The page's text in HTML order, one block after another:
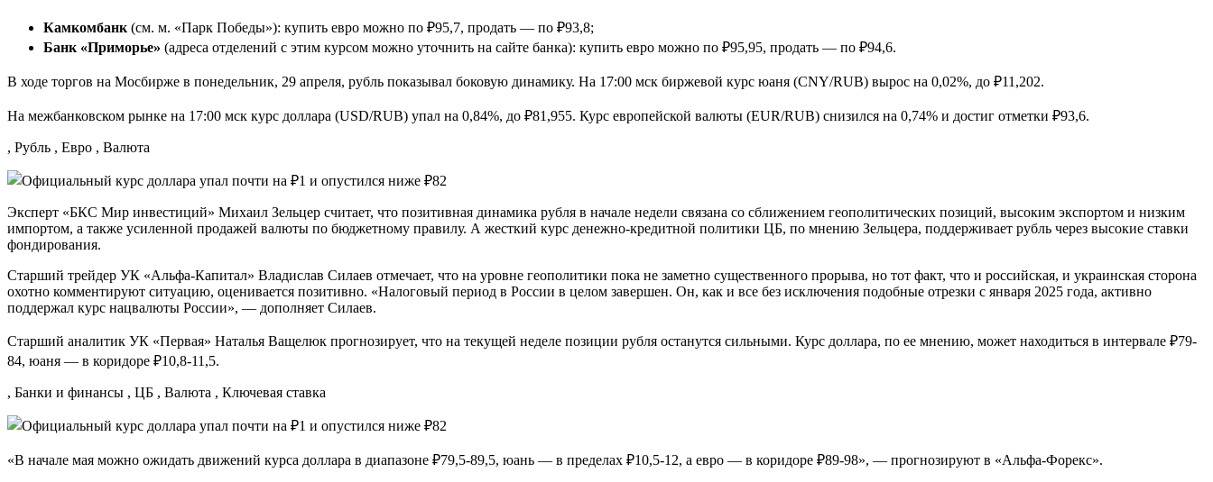
Камкомбанк (см. м. «Парк Победы»): купить евро можно по ₽95,7, продать — по ₽93,8;
Банк «Приморье» (адреса отделений с этим курсом можно уточнить на сайте банка): купить евро можно по ₽95,95, продать — по ₽94,6.
В ходе торгов на Мосбирже в понедельник, 29 апреля, рубль показывал боковую динамику. На 17:00 мск биржевой курс юаня (CNY/RUB) вырос на 0,02%, до ₽11,202.
На межбанковском рынке на 17:00 мск курс доллара (USD/RUB) упал на 0,84%, до ₽81,955. Курс европейской валюты (EUR/RUB) снизился на 0,74% и достиг отметки ₽93,6.
, Рубль , Евро , Валюта
Эксперт «БКС Мир инвестиций» Михаил Зельцер считает, что позитивная динамика рубля в начале недели связана со сближением геополитических позиций, высоким экспортом и низким
импортом, а также усиленной продажей валюты по бюджетному правилу. А жесткий курс денежно-кредитной политики ЦБ, по мнению Зельцера, поддерживает рубль через высокие ставки
фондирования.
Старший трейдер УК «Альфа-Капитал» Владислав Силаев отмечает, что на уровне геополитики пока не заметно существенного прорыва, но тот факт, что и российская, и украинская сторона
охотно комментируют ситуацию, оценивается позитивно. «Налоговый период в России в целом завершен. Он, как и все без исключения подобные отрезки с января 2025 года, активно
поддержал курс нацвалюты России», — дополняет Силаев.
Старший аналитик УК «Первая» Наталья Ващелюк прогнозирует, что на текущей неделе позиции рубля останутся сильными. Курс доллара, по ее мнению, может находиться в интервале ₽79-
84, юаня — в коридоре ₽10,8-11,5.
, Банки и финансы , ЦБ , Валюта , Ключевая ставка
«В начале мая можно ожидать движений курса доллара в диапазоне ₽79,5-89,5, юань — в пределах ₽10,5-12, а евро — в коридоре ₽89-98», — прогнозируют в «Альфа-Форекс».